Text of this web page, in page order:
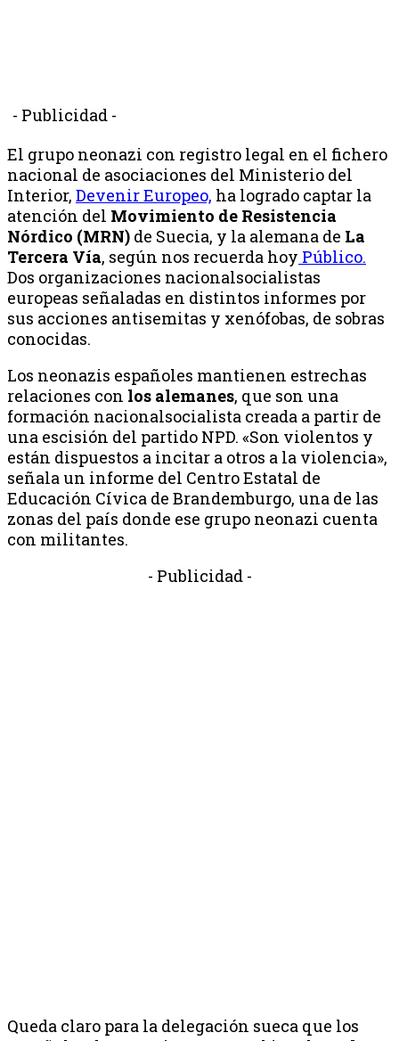
- Publicidad -
El grupo neonazi con registro legal en el fichero
nacional de asociaciones del Ministerio del
Interior, Devenir Europeo, ha logrado captar la
atención del Movimiento de Resistencia
Nórdico (MRN) de Suecia, y la alemana de La
Tercera Vía, según nos recuerda hoy Público.
Dos organizaciones nacionalsocialistas
europeas señaladas en distintos informes por
sus acciones antisemitas y xenófobas, de sobras
conocidas.
Los neonazis españoles mantienen estrechas
relaciones con los alemanes, que son una
formación nacionalsocialista creada a partir de
una escisión del partido NPD. «Son violentos y
están dispuestos a incitar a otros a la violencia»,
señala un informe del Centro Estatal de
Educación Cívica de Brandemburgo, una de las
zonas del país donde ese grupo neonazi cuenta
con militantes.
- Publicidad -
Queda claro para la delegación sueca que los